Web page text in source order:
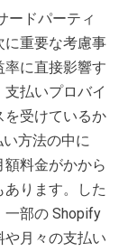
ードパーティ
に重要な考慮事
に直接影響す
払いプロバイ
を受けているか
方法の中に
料金がかから
ります。した
一部の Shopify
月々の支払い